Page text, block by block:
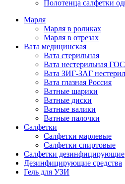
Полотенца салфетки
Марля
Марля в роликах
Марля в отрезах
Вата медицинская
Вата стерильная
Вата нестерильная
Вата ЗИГ-ЗАГ
Вата глазная Россия
Ватные шарики
Ватные диски
Ватные валики
Ватные палочки
Салфетки
Салфетки марлевые
Салфетки спиртовые
Салфетки дезинфицирующие
Дезинфицирующие средства
Гель для УЗИ